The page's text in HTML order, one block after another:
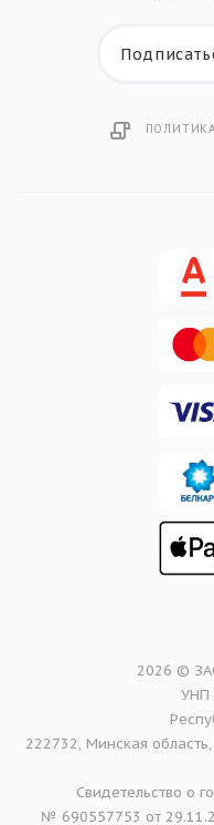
2026 ©
УНП
222732, Минская
Свидетельство о
№ 690557753 от